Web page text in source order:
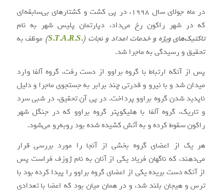
در ماه جولای سال ۱۹۹۸، در پی کشت و کشتارهای بی‌سابقه‌ای
که در شهر راکون رخ می‌داد، دپارتمان پلیس شهر به نام
تاکتیک‌های ویژه و خدمات امداد و نجات (.S.T.A.R.S
) موظف به
تحقیق و رسیدگی به ماجرا شد.
پس از آنکه ارتباط با گروه براوو از دست رفت، گروه آلفا وارد
میدان شد و با نیرو و قدرتی چند برابر به جستجوی ماجرا و دلیل
ناپدید شدن گروه براوو پرداخت. در پی آن تحقیق، در شبی سرد
و تاریک، گروه آلفا با هلیکوپتر گروه براوو که در جنگل شهر
راکون سقوط کرده و به آتش کشیده شده بود روبه‌رو می‌شود.
هر یک از اعضای گروه بخشی از آنجا را مورد بررسی قرار
می‌دهند، که ناگهان فریاد یکی از آنان به نام ژوزف فراست پس
از آنکه دست بریده یکی از اعضای گروه براوو را پیدا کرده بود با
ترس و هیجان بلند شد، و در همان میان بود که اعضا با تعدادی